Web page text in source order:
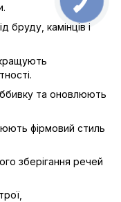
бруду, камінців і
та оновлюють
фірмовий стиль
зберігання речей